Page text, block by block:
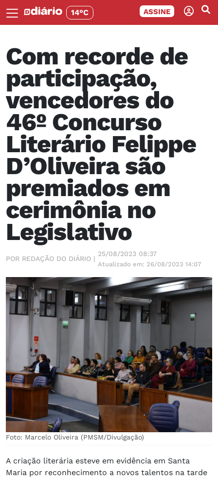
14°C ASSINE
Com recorde de
participação,
vencedores do
46º Concurso
Literário Felippe
D’Oliveira são
premiados em
cerimônia no
Legislativo
POR REDAÇÃO DO DIÁRIO |
25/08/2023 08:37
Atualizado em: 26/08/2023 14:07
Foto: Marcelo Oliveira (PMSM/Divulgação)
A criação literária esteve em evidência em Santa
Maria por reconhecimento a novos talentos na tarde